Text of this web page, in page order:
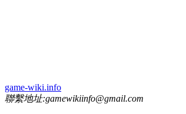
game-wiki.info
聯繫地址:gamewikiinfo@gmail.com